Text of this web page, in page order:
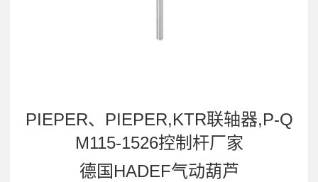
PIEPER、PIEPER,KTR联轴器,P-Q
M115-1526控制杆厂家
德国HADEF气动葫芦